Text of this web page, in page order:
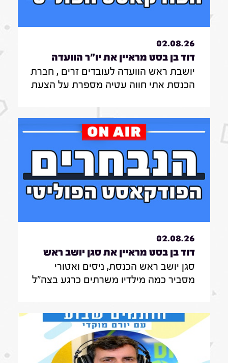
02.08.26
דוד בן בסט מראיין את יו"ר הוועדה
לעובדים זרים , חברת הכנסת אתי חווה
עטיה|31.7.26
יושבת ראש הוועדה לעובדים זרים , חברת
הכנסת אתי חווה עטיה מספרת על הצעת
עובד זר בסיעוד לבני 85 ומעלה ומה מניע
אותה בעשייה הפרלמנטרית
02.08.26
דוד בן בסט מראיין את סגן יושב ראש
הכנסת, ניסים ואטורי|31.7.26
סגן יושב ראש הכנסת, ניסים ואטורי
מסביר כמה מילדיו משרתים כרגע בצה"ל
הוא רוצה להיות בממשלה הבאה